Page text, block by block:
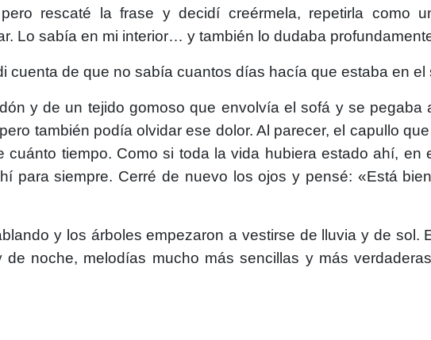
rescaté la frase y decidí creérmela, repetirla como
Lo sabía en mi interior… y también lo dudaba
cuenta de que no sabía cuantos días hacía que estaba en el
y de un tejido gomoso que envolvía el sofá y se pegaba
también podía olvidar ese dolor. Al parecer, el capullo
cuánto tiempo. Como si toda la vida hubiera estado ahí, en
para siempre. Cerré de nuevo los ojos y pensé: «Está
y los árboles empezaron a vestirse de lluvia y de sol.
noche, melodías mucho más sencillas y más